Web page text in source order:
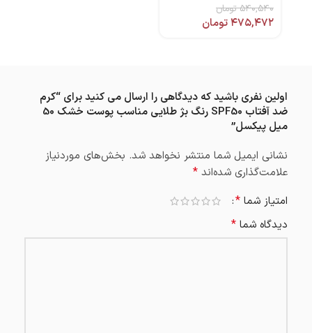
۵۴۰,۵۴۰تومان
۴۷۵,۴۷۲تومان
اولین نفری باشید که دیدگاهی را ارسال می کنید برای “کرم
ضد آفتاب SPF50 رنگ بژ طلایی مناسب پوست خشک 50
میل پیکسل”
نشانی ایمیل شما منتشر نخواهد شد. بخش‌های موردنیاز
علامت‌گذاری شده‌اند *
امتیاز شما *
دیدگاه شما *